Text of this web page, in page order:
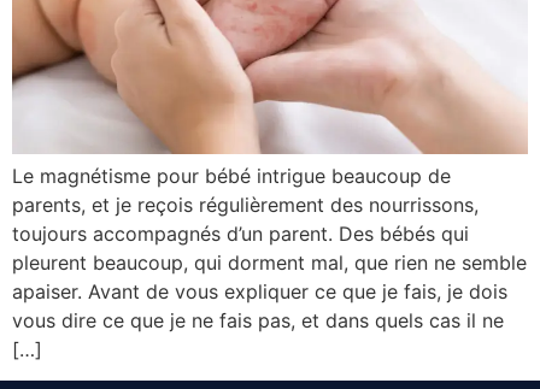
Le magnétisme pour bébé intrigue beaucoup de
parents, et je reçois régulièrement des nourrissons,
toujours accompagnés d’un parent. Des bébés qui
pleurent beaucoup, qui dorment mal, que rien ne semble
apaiser. Avant de vous expliquer ce que je fais, je dois
vous dire ce que je ne fais pas, et dans quels cas il ne
[…]